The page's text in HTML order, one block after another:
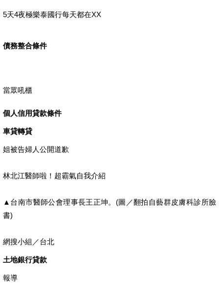
5天4夜極樂泰國行每天都在XX
債務整合條件
當眾吼櫃
個人信用貸款條件
車貸轉貸
姐被告婦人公開道歉
林北江醫師啦！超霸氣自我介紹
▲台南市醫師公會理事長王正坤。(圖／翻拍自藝群皮膚科診所臉
書)
網搜小組／台北
土地銀行貸款
報導